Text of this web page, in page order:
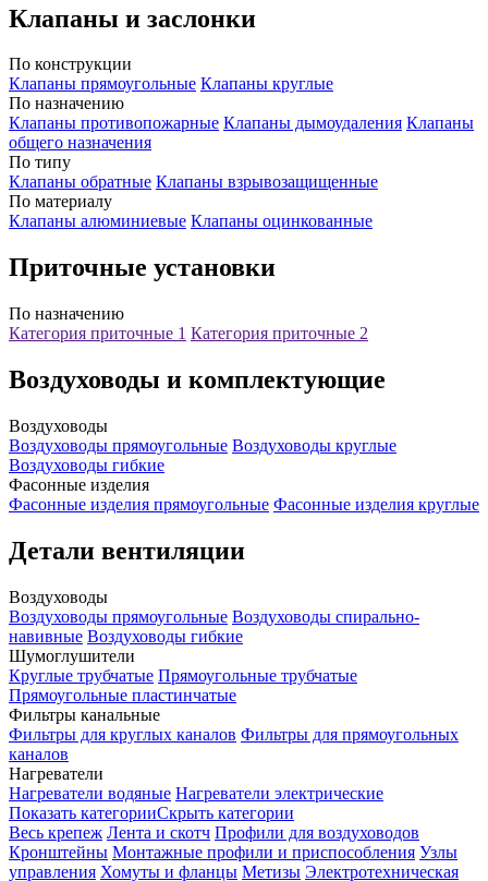
Клапаны и заслонки
По конструкции
Клапаны прямоугольные Клапаны круглые
По назначению
Клапаны противопожарные Клапаны дымоудаления Клапаны
общего назначения
По типу
Клапаны обратные Клапаны взрывозащищенные
По материалу
Клапаны алюминиевые Клапаны оцинкованные
Приточные установки
По назначению
Категория приточные 1 Категория приточные 2
Воздуховоды и комплектующие
Воздуховоды
Воздуховоды прямоугольные Воздуховоды круглые
Воздуховоды гибкие
Фасонные изделия
Фасонные изделия прямоугольные Фасонные изделия круглые
Детали вентиляции
Воздуховоды
Воздуховоды прямоугольные Воздуховоды спирально-
навивные Воздуховоды гибкие
Шумоглушители
Круглые трубчатые Прямоугольные трубчатые
Прямоугольные пластинчатые
Фильтры канальные
Фильтры для круглых каналов Фильтры для прямоугольных
каналов
Нагреватели
Нагреватели водяные Нагреватели электрические
Показать категорииСкрыть категории
Весь крепеж Лента и скотч Профили для воздуховодов
Кронштейны Монтажные профили и приспособления Узлы
управления Хомуты и фланцы Метизы Электротехническая